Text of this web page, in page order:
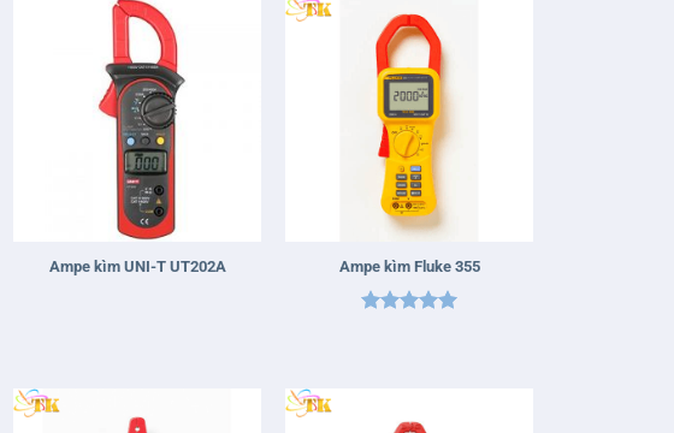
Ampe kìm UNI-T UT202A Ampe kìm Fluke 355